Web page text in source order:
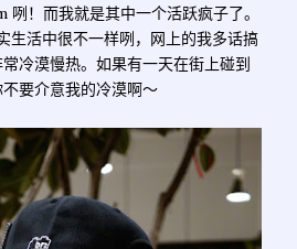
咧！而我就是其中一个活跃疯子了。
生活中很不一样咧，网上的我多话搞
冷漠慢热。如果有一天在街上碰到
要介意我的冷漠啊～